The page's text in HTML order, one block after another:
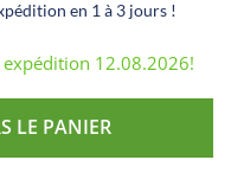
en 1 à 3 jours !
12.08.2026!
LE PANIER